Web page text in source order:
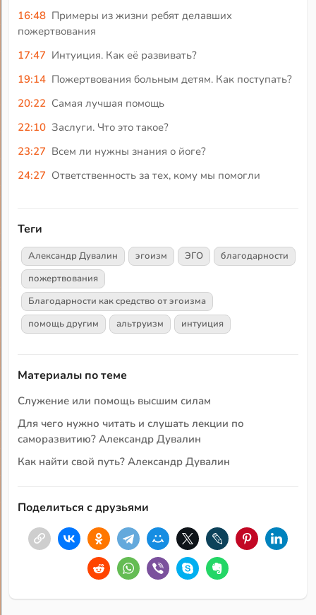
16:48 Примеры из жизни ребят делавших
пожертвования
17:47 Интуиция. Как её развивать?
19:14 Пожертвования больным детям. Как поступать?
20:22 Самая лучшая помощь
22:10 Заслуги. Что это такое?
23:27 Всем ли нужны знания о йоге?
24:27 Ответственность за тех, кому мы помогли
Теги
Александр Дувалин эгоизм ЭГО
благодарности
пожертвования
Благодарности как средство от эгоизма
помощь другим
альтруизм интуиция
Материалы по теме
Служение или помощь высшим силам
Для чего нужно читать и слушать лекции по
саморазвитию? Александр Дувалин
Как найти свой путь? Александр Дувалин
Поделиться с друзьями